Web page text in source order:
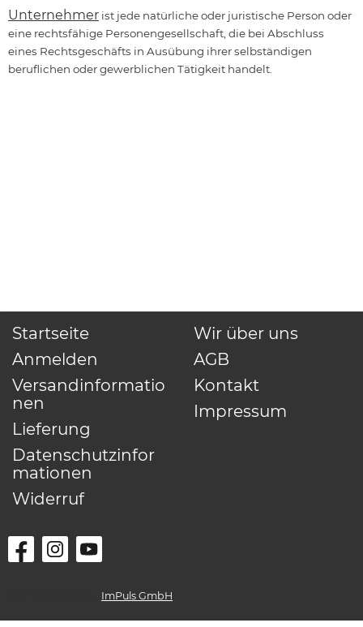
Unternehmer ist jede natürliche oder juristische Person oder
eine rechtsfähige Personengesellschaft, die bei Abschluss
eines Rechtsgeschäfts in Ausübung ihrer selbständigen
beruflichen oder gewerblichen Tätigkeit handelt.
Startseite
Anmelden
Versandinformatio
nen
Lieferung
Datenschutzinfor
mationen
Widerruf
Wir über uns
AGB
Kontakt
Impressum
ImPuls GmbH